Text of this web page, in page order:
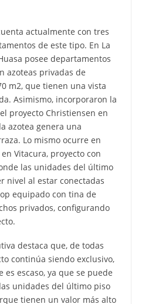
actualmente con tres
de este tipo. En La
posee departamentos
azoteas privadas de
m2, que tienen una vista
Asimismo, incorporaron la
proyecto Christiensen en
azotea genera una
Lo mismo ocurre en
Vitacura, proyecto con
las unidades del último
nivel al estar conectadas
equipado con tina de
privados, configurando
destaca que, de todas
continúa siendo exclusivo,
escaso, ya que se puede
unidades del último piso
tienen un valor más alto